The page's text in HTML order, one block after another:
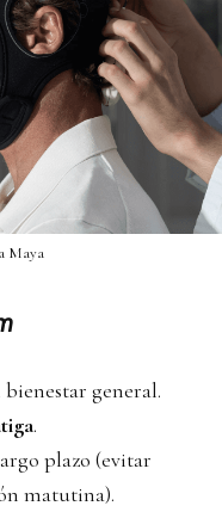
Maya
bienestar general.
.
plazo (evitar
matutina).